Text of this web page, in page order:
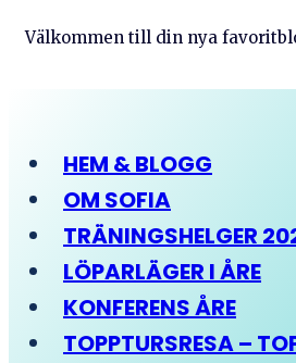
Välkommen till din nya
HEM & BLOGG
OM SOFIA
TRÄNINGSHELGER
LÖPARLÄGER I ÅRE
KONFERENS ÅRE
TOPPTURSRESA –